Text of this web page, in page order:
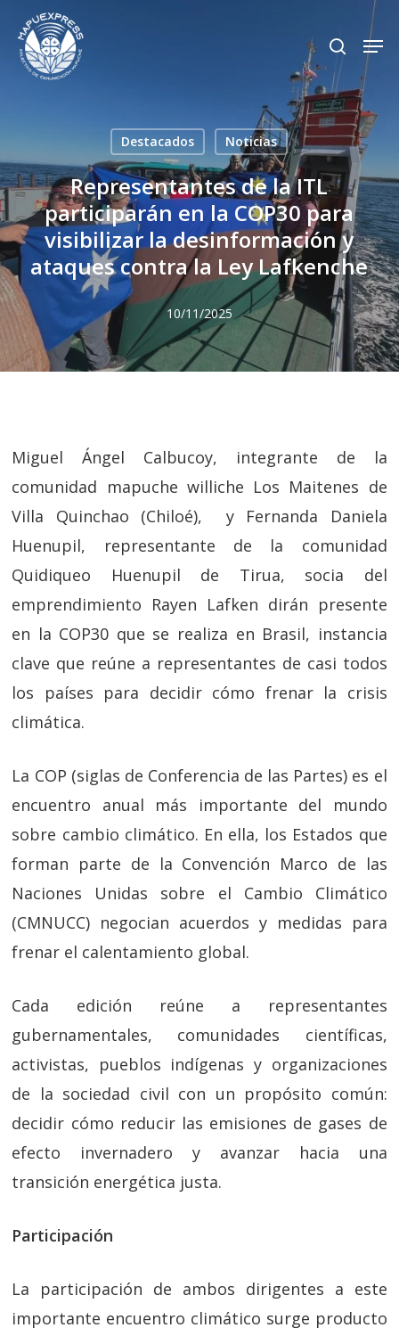
Skip
main
search
Destacados Noticias
Representantes de la ITL
participarán en la COP30 para
visibilizar la desinformación y
ataques contra la Ley Lafkenche
10/11/2025
Miguel Ángel Calbucoy, integrante de la
comunidad mapuche williche Los Maitenes de
Villa Quinchao (Chiloé), y Fernanda Daniela
Huenupil, representante de la comunidad
Quidiqueo Huenupil de Tirua, socia del
emprendimiento Rayen Lafken dirán presente
en la COP30 que se realiza en Brasil, instancia
clave que reúne a representantes de casi todos
los países para decidir cómo frenar la crisis
climática.
La COP (siglas de Conferencia de las Partes) es el
encuentro anual más importante del mundo
sobre cambio climático. En ella, los Estados que
forman parte de la Convención Marco de las
Naciones Unidas sobre el Cambio Climático
(CMNUCC) negocian acuerdos y medidas para
frenar el calentamiento global.
Cada edición reúne a representantes
gubernamentales, comunidades científicas,
activistas, pueblos indígenas y organizaciones
de la sociedad civil con un propósito común:
decidir cómo reducir las emisiones de gases de
efecto invernadero y avanzar hacia una
transición energética justa.
Participación
La participación de ambos dirigentes a este
importante encuentro climático surge producto
Close
Menu